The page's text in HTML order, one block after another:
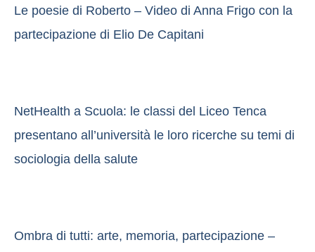
Le poesie di Roberto – Video di Anna Frigo con la
partecipazione di Elio De Capitani
NetHealth a Scuola: le classi del Liceo Tenca
presentano all’università le loro ricerche su temi di
sociologia della salute
Ombra di tutti: arte, memoria, partecipazione –